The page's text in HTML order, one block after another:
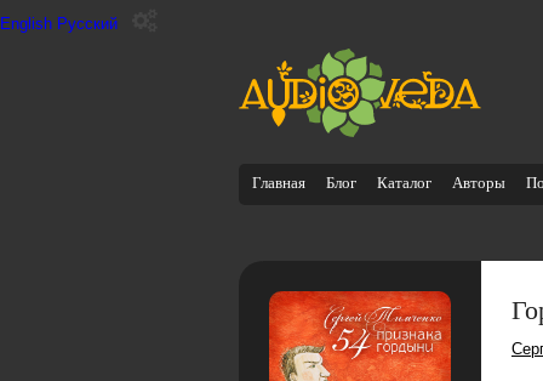
English Русский
Главная Блог Каталог Авторы